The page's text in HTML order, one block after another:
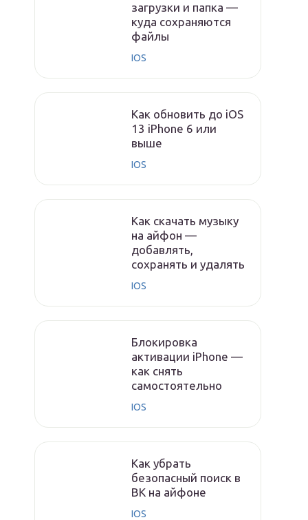
загрузки и папка —
куда сохраняются
файлы
IOS
Как обновить до iOS
13 iPhone 6 или
выше
IOS
Как скачать музыку
на айфон —
добавлять,
сохранять и удалять
IOS
Блокировка
активации iPhone —
как снять
самостоятельно
IOS
Как убрать
безопасный поиск в
ВК на айфоне
IOS